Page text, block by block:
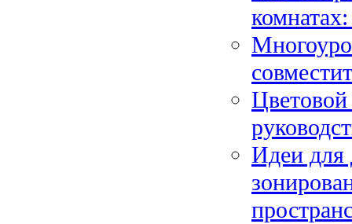
Цветовой
Идеи для